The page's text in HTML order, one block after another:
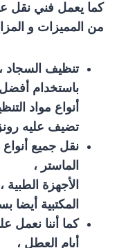
كما يعمل فني نقل
من المميزات و
تنظيف السجاد ،
باستخدام أفضل
أنواع مواد
تضيف عليه
نقل جميع أنواع
الماستر ،
الأجهزة الطبية
المكتبية أيضا
كما أننا نعمل
أيام العطل ،